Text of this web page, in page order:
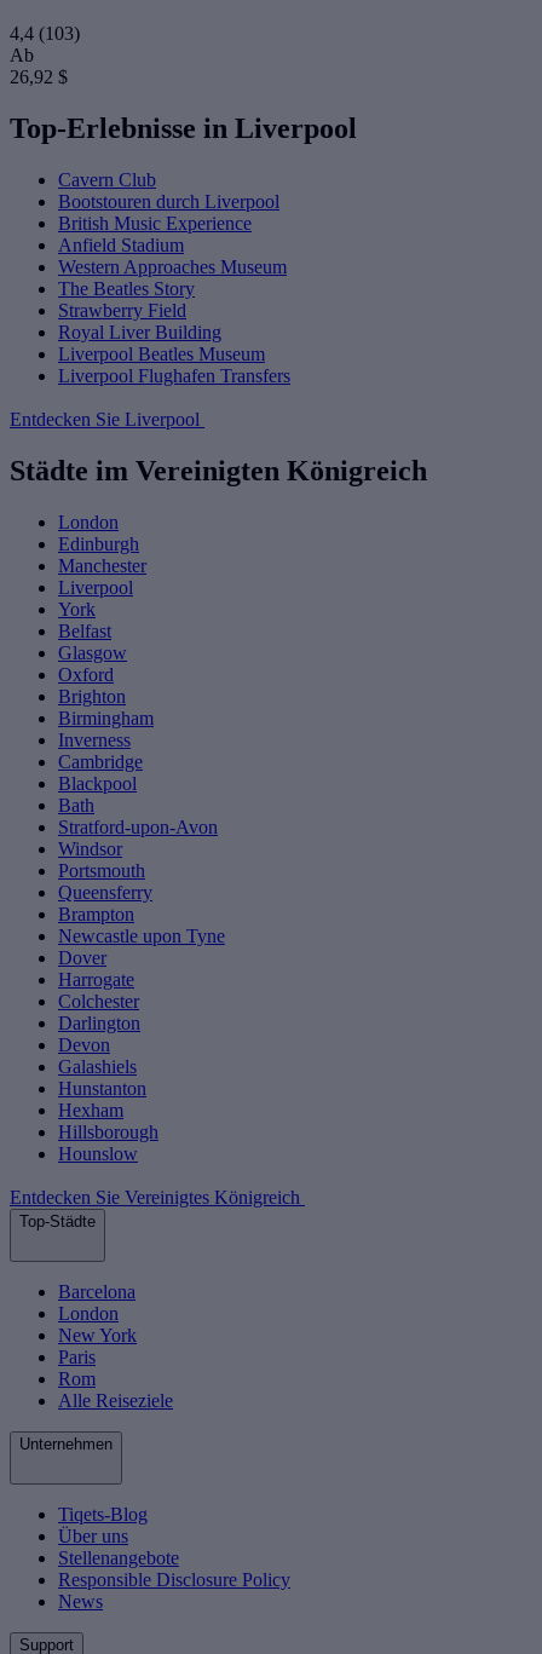
4,4 (103)
Ab
26,92 $
Top-Erlebnisse in Liverpool
Cavern Club
Bootstouren durch Liverpool
British Music Experience
Anfield Stadium
Western Approaches Museum
The Beatles Story
Strawberry Field
Royal Liver Building
Liverpool Beatles Museum
Liverpool Flughafen Transfers
Entdecken Sie Liverpool
Städte im Vereinigten Königreich
London
Edinburgh
Manchester
Liverpool
York
Belfast
Glasgow
Oxford
Brighton
Birmingham
Inverness
Cambridge
Blackpool
Bath
Stratford-upon-Avon
Windsor
Portsmouth
Queensferry
Brampton
Newcastle upon Tyne
Dover
Harrogate
Colchester
Darlington
Devon
Galashiels
Hunstanton
Hexham
Hillsborough
Hounslow
Entdecken Sie Vereinigtes Königreich
Top-Städte
Barcelona
London
New York
Paris
Rom
Alle Reiseziele
Unternehmen
Tiqets-Blog
Über uns
Stellenangebote
Responsible Disclosure Policy
News
Support